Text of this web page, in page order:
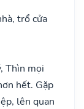
trổ cửa
Thìn mọi
hết. Gặp
lên quan